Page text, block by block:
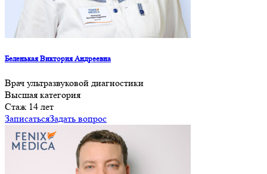
Беленькая Виктория Андреевна
Врач ультразвуковой диагностики
Высшая категория
Cтаж 14 лет
ЗаписатьсяЗадать вопрос